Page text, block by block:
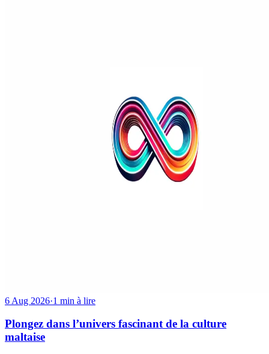
6 Aug 2026·1 min à lire
Plongez dans l’univers fascinant de la culture
maltaise